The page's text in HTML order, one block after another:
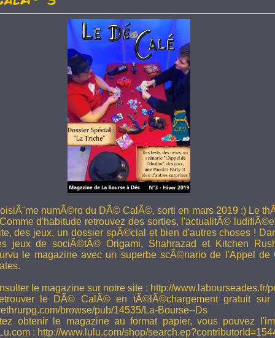
numÃ©ro du DÃ© CalÃ©, sorti en mars 2019 :) Le
d'habitude retrouvez des sorties, l'actualitÃ©
des jeux, un dossier spÃ©cial et bien d'autres choses !
jeux de sociÃ©tÃ© Origami, Shahrazad et Kitchen
le magazine avec un superbe scÃ©nario de l'Appel de
le magazine sur notre site : http://www.labourseades.fr/
le DÃ© CalÃ© en tÃ©lÃ©chargement gratuit sur
browse/pub/14535/La-Bourse--Ds
obtenir le magazine au format papier, vous pouvez
: http://www.lulu.com/shop/